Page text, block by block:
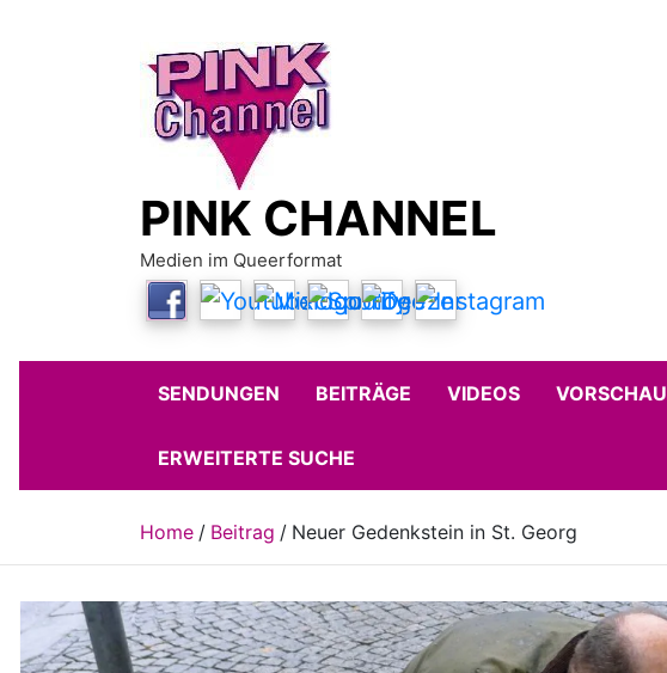
PINK CHANNEL
Medien im Queerformat
SENDUNGEN BEITRÄGE VIDEOS VORSCHAU
ERWEITERTE SUCHE
Home Beitrag Neuer Gedenkstein in St. Georg